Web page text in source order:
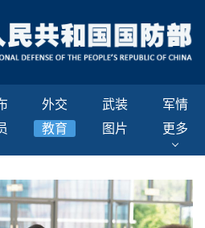
外交 武装
军情
教育 图片 更多